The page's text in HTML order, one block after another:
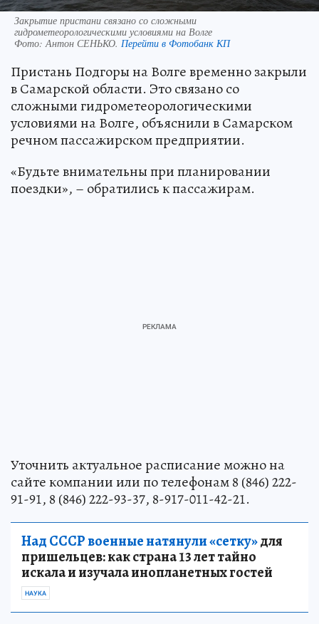
Закрытие пристани связано со сложными
гидрометеорологическими условиями на Волге
Фото:Антон СЕНЬКО. Перейти в Фотобанк КП
Пристань Подгоры на Волге временно закрыли
в Самарской области. Это связано со
сложными гидрометеорологическими
условиями на Волге, объяснили в Самарском
речном пассажирском предприятии.
«Будьте внимательны при планировании
поездки», – обратились к пассажирам.
Уточнить актуальное расписание можно на
сайте компании или по телефонам 8 (846) 222-
91-91, 8 (846) 222-93-37, 8-917-011-42-21.
Над СССР военные натянули «сетку»для
пришельцев: как страна 13 лет тайно
искала и изучала инопланетных гостей
НАУКА